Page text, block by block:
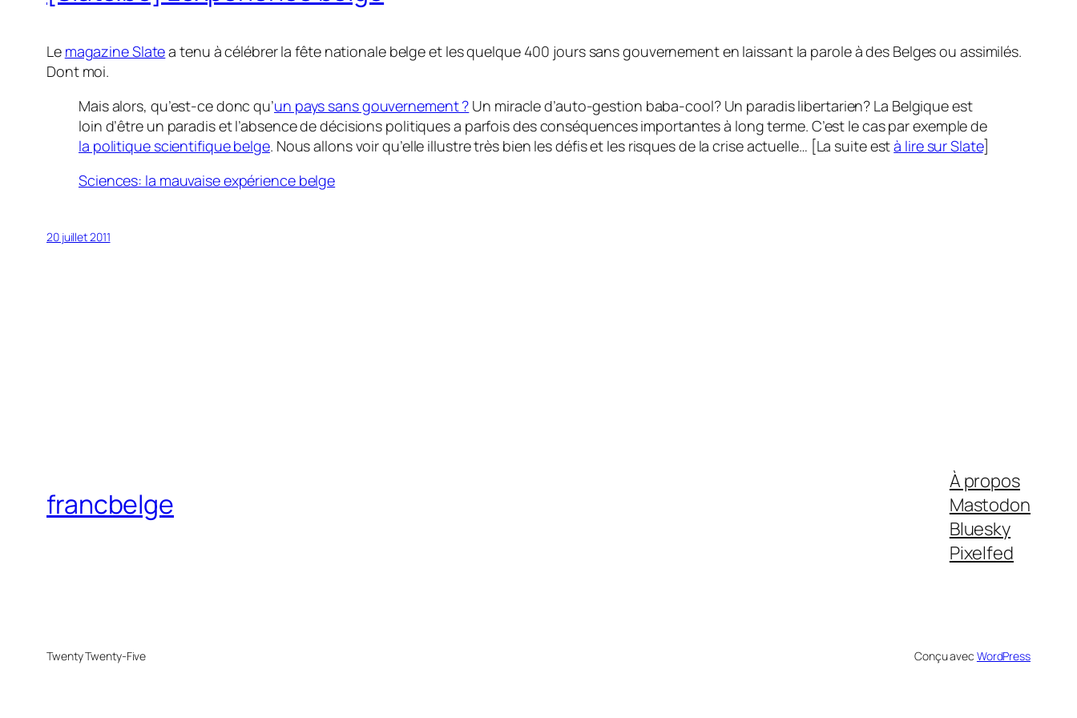
Le magazine Slatea tenu à célébrer la fête nationale belge et les quelque 400 jours sans gouvernement en laissant la parole à des Belges ou assimilés.
Dont moi.
Mais alors, qu’est-ce donc qu’un pays sans gouvernement ? Un miracle d’auto-gestion baba-cool? Un paradis libertarien? La Belgique est
loin d’être un paradis et l’absence de décisions politiques a parfois des conséquences importantes à long terme. C’est le cas par exemple de
la politique scientifique belge. Nous allons voir qu’elle illustre très bien les défis et les risques de la crise actuelle… [La suite està lire sur Slate]
Sciences: la mauvaise expérience belge
20 juillet 2011
francbelge
À propos
Mastodon
Bluesky
Pixelfed
Twenty Twenty-Five Conçu avec WordPress